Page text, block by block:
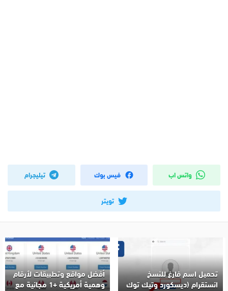
واتس اب فيس بوك تيليجرام
تويتر
تحميل اسم فارغ للنسخ
انستقرام (ديسكورد وتيك توك
أفضل مواقع وتطبيقات لأرقام
وهمية أمريكية +1 مجانية مع